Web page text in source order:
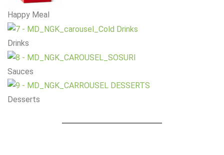
Happy Meal
Drinks
Sauces
Desserts